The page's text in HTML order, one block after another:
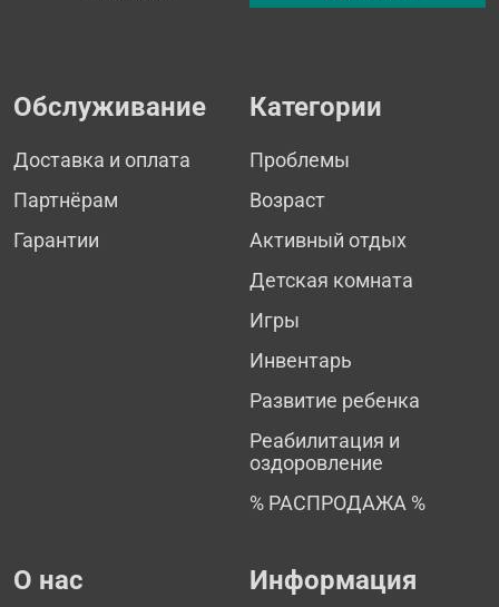
Обслуживание
Доставка и оплата
Партнёрам
Гарантии
Категории
Проблемы
Возраст
Активный отдых
Детская комната
Игры
Инвентарь
Развитие ребенка
Реабилитация и
оздоровление
% РАСПРОДАЖА %
О нас Информация